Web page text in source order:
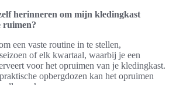
herinneren om mijn kledingkast
ruimen?
een vaste routine in te stellen,
of elk kwartaal, waarbij je een
voor het opruimen van je kledingkast.
opbergdozen kan het opruimen